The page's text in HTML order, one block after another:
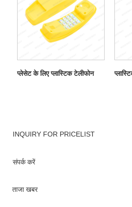
प्लेसेट के लिए प्लास्टिक टेलीफोन
INQUIRY FOR PRICELIST
संपर्क करें
ताजा खबर